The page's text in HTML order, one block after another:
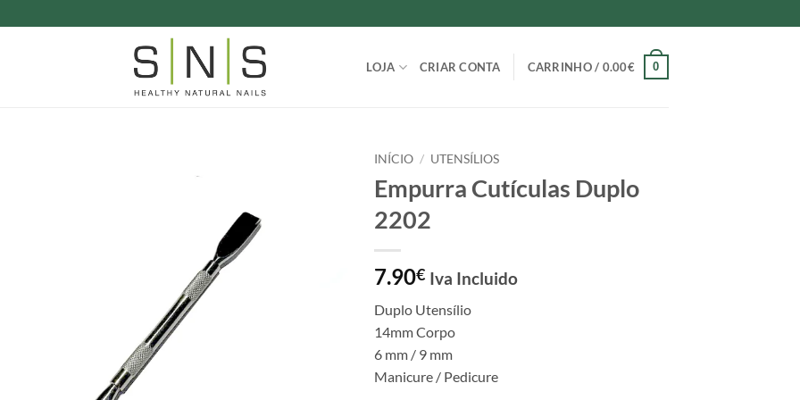
LOJA CRIAR CONTA CARRINHO / 0.00€ 0
INÍCIO / UTENSÍLIOS
Empurra Cutículas Duplo
2202
7.90€ Iva Incluido
Duplo Utensílio
14mm Corpo
6 mm / 9 mm
Manicure / Pedicure